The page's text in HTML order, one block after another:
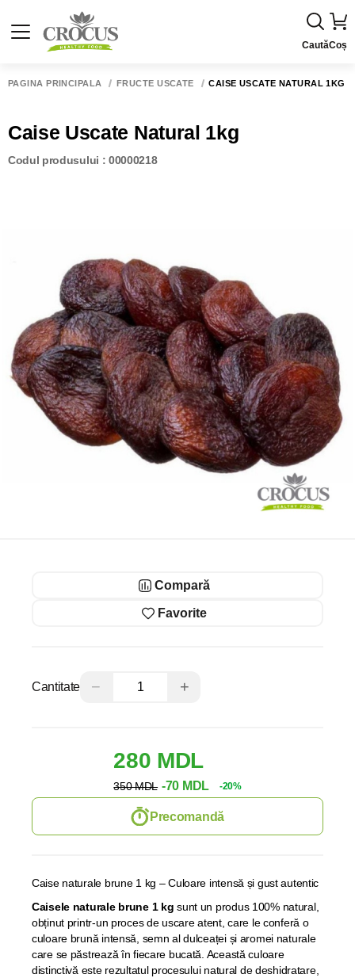
CautăCoș
PAGINA PRINCIPALĂ FRUCTE USCATE CAISE USCATE NATURAL 1KG
Caise Uscate Natural 1kg
Codul produsului : 00000218
Compară
Favorite
Cantitate − +
280 MDL
350 MDL -70 MDL -20%
Precomandă
Caise naturale brune 1 kg – Culoare intensă și gust autentic
Caisele naturale brune 1 kg sunt un produs 100% natural,
obținut printr-un proces de uscare atent, care le conferă o
culoare brună intensă, semn al dulceaței și aromei naturale
care se păstrează în fiecare bucată. Această culoare
distinctivă este rezultatul procesului natural de deshidratare,